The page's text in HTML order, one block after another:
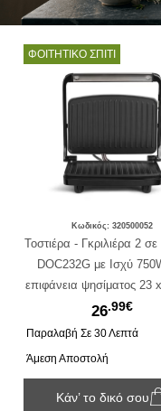
ΦΟΙΤΗΤΙΚΟ ΣΠΙΤΙ
Κωδικός: 320500052
Τοστιέρα - Γκριλιέρα 2
DOC232G με Ισχύ
επιφάνεια ψησίματος 23
26.99€
Παραλαβή Σε 30 Λεπτά
Άμεση Αποστολή
Κάν’ το δικό σου